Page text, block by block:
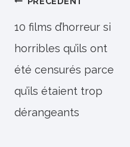
de
l’article
10 films d’horreur si
horribles qu’ils ont
été censurés parce
qu’ils étaient trop
dérangeants